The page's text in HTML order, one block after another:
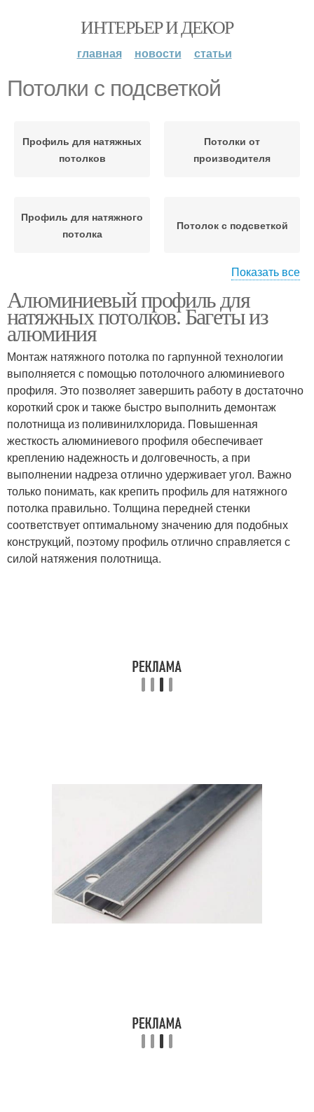
ИНТЕРЬЕР И ДЕКОР
главная новости статьи
Потолки с подсветкой
Профиль для натяжных
потолков
Потолки от
производителя
Профиль для натяжного
потолка
Потолок с подсветкой
Потолки в интернет-
магазине
Вставки для натяжных
потолков
Потолки без вставки Потолки со вставкой
Потолки со вставкой-
заглушкой
Натяжные потолки
Профили для натяжных
потолков
Теневой потолок
Показать все
Алюминиевый профиль для
натяжных потолков. Багеты из
алюминия
Монтаж натяжного потолка по гарпунной технологии
выполняется с помощью потолочного алюминиевого
профиля. Это позволяет завершить работу в достаточно
короткий срок и также быстро выполнить демонтаж
полотнища из поливинилхлорида. Повышенная
жесткость алюминиевого профиля обеспечивает
креплению надежность и долговечность, а при
выполнении надреза отлично удерживает угол. Важно
только понимать, как крепить профиль для натяжного
потолка правильно. Толщина передней стенки
соответствует оптимальному значению для подобных
конструкций, поэтому профиль отлично справляется с
силой натяжения полотнища.